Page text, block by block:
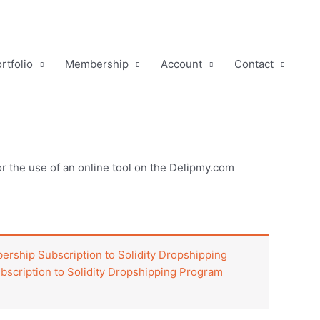
Membership Account Contact
the use of an online tool on the Delipmy.com
Subscription to Solidity Dropshipping
to Solidity Dropshipping Program